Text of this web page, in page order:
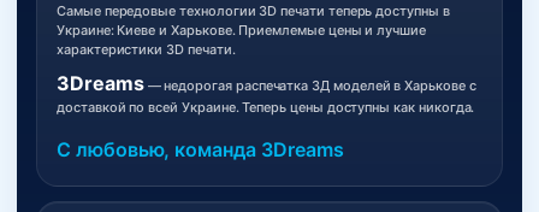
Самые передовые технологии 3D печати теперь доступны в
Украине: Киеве и Харькове. Приемлемые цены и лучшие
характеристики 3D печати.
3Dreams— недорогая распечатка 3Д моделей в Харькове с
доставкой по всей Украине. Теперь цены доступны как никогда.
С любовью, команда 3Dreams